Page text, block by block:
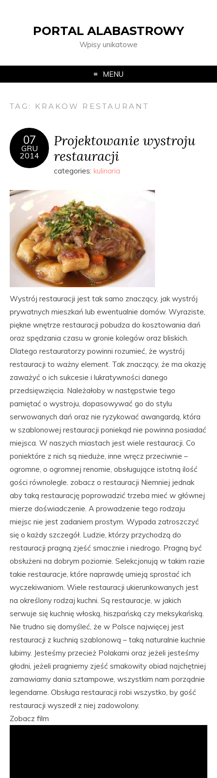
PORTAL ALABASTROWY
Wpisy unikatowe
MENU
TAG: KRAKOW RESTAURANT
07
GRU
2014
Projektowanie wystroju
restauracji
categories: kulinaria
Wystrój restauracji jest tak samo znaczący, jak wystrój
prywatnych mieszkań lub ewentualnie domów. Wyraziste,
piękne wnętrze restauracji pobudza do kosztowania dań
oraz spędzania czasu w gronie kolegów oraz bliskich.
Dlatego restauratorzy powinni rozumieć, że wystrój
restauracji to ważny element. Tak znaczący, że ma okazję
zaważyć o ich sukcesie i lukratywności danego
przedsięwzięcia. Należałoby w następstwie tego
pamiętać o wystroju, dopasowywać go do stylu
serwowanych dań oraz nie ryzykować awangardą, która
w szablonowej restauracji poniekąd nie powinna posiadać
miejsca. W naszych miastach jest wiele restauracji. Co
poniektóre z nich są nieduże, inne wręcz przeciwnie –
ogromne, o ogromnej renomie, obsługujące istotną ilość
gości równolegle. zobacz o restauracji Niemniej jednak
aby taką restaurację poprowadzić trzeba mieć w głównej
mierze doświadczenie. A prowadzenie tego rodzaju
miejsc nie jest zadaniem prostym. Wypada zatroszczyć
się o każdy szczegół. Ludzie, którzy przychodzą do
restauracji pragną zjeść smacznie i niedrogo. Pragną być
obsłużeni na dobrym poziomie. Selekcjonują w takim razie
takie restauracje, które naprawdę umieją sprostać ich
wyczekiwaniom. Wiele restauracji ukierunkowanych jest
na określony rodzaj kuchni. Są restauracje, w jakich
serwuje się kuchnię włoską, hiszpańską czy meksykańską.
Nie trudno się domyśleć, że w Polsce najwięcej jest
restauracji z kuchnią szablonową – taką naturalnie kuchnie
lubimy. Jesteśmy przecież Polakami oraz jeżeli jesteśmy
głodni, jeżeli pragniemy zjeść smakowity obiad najchętniej
zamawiamy dania sztampowe, wszystkim nam porządnie
legendarne. Obsługa restauracji robi wszystko, by gość
restauracji wyszedł z niej zadowolony.
Zobacz film